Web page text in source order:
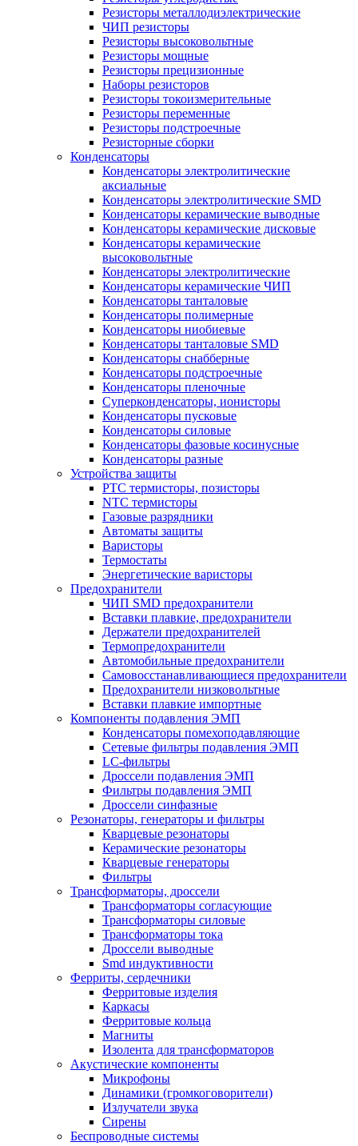
Резисторы металлодиэлектрические
ЧИП резисторы
Резисторы высоковольтные
Резисторы мощные
Резисторы прецизионные
Наборы резисторов
Резисторы токоизмерительные
Резисторы переменные
Резисторы подстроечные
Резисторные сборки
Конденсаторы
Конденсаторы электролитические
аксиальные
Конденсаторы электролитические SMD
Конденсаторы керамические выводные
Конденсаторы керамические дисковые
Конденсаторы керамические
высоковольтные
Конденсаторы электролитические
Конденсаторы керамические ЧИП
Конденсаторы танталовые
Конденсаторы полимерные
Конденсаторы ниобиевые
Конденсаторы танталовые SMD
Конденсаторы снабберные
Конденсаторы подстроечные
Конденсаторы пленочные
Суперконденсаторы, ионисторы
Конденсаторы пусковые
Конденсаторы силовые
Конденсаторы фазовые косинусные
Конденсаторы разные
Устройства защиты
PTC термисторы, позисторы
NTC термисторы
Газовые разрядники
Автоматы защиты
Варисторы
Термостаты
Энергетические варисторы
Предохранители
ЧИП SMD предохранители
Вставки плавкие, предохранители
Держатели предохранителей
Термопредохранители
Автомобильные предохранители
Самовосстанавливающиеся предохранители
Предохранители низковольтные
Вставки плавкие импортные
Компоненты подавления ЭМП
Конденсаторы помехоподавляющие
Сетевые фильтры подавления ЭМП
LC-фильтры
Дроссели подавления ЭМП
Фильтры подавления ЭМП
Дроссели синфазные
Резонаторы, генераторы и фильтры
Кварцевые резонаторы
Керамические резонаторы
Кварцевые генераторы
Фильтры
Трансформаторы, дроссели
Трансформаторы согласующие
Трансформаторы силовые
Трансформаторы тока
Дроссели выводные
Smd индуктивности
Ферриты, сердечники
Ферритовые изделия
Каркасы
Ферритовые кольца
Магниты
Изолента для трансформаторов
Акустические компоненты
Микрофоны
Динамики (громкоговорители)
Излучатели звука
Сирены
Беспроводные системы